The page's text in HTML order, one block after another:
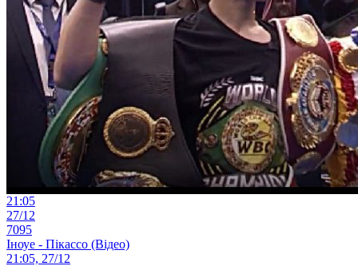
21:05
27/12
7095
Іноуе - Пікассо (Відео)
21:05, 27/12